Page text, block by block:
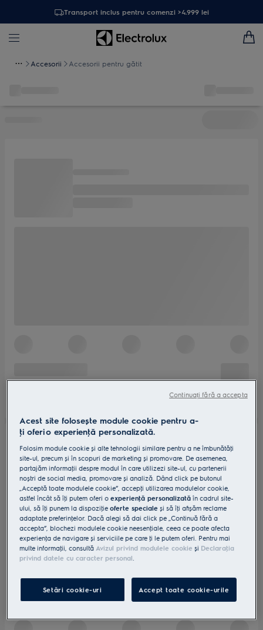
Transport inclus pentru comenzi >4.999 lei
Accesorii Accesorii pentru gătit
Acest site folosește module cookie pentru a-
ţi oferi o experienţă personalizată.
Folosim module cookie și alte tehnologii similare pentru a ne îmbunătăţi
site-ul, precum și în scopuri de marketing și promovare. De asemenea,
partajăm informaţii despre modul în care utilizezi site-ul, cu partenerii
noștri de social media, promovare și analiză. Dând click pe butonul
„Acceptă toate modulele cookie”, accepţi utilizarea modulelor cookie,
astfel încât să îţi putem oferi oexperienţă personalizată în cadrul site-
ului, să îţi punem la dispoziţieoferte speciale și să îţi afișăm reclame
adaptate preferinţelor. Dacă alegi să dai click pe „Continuă fără a
accepta”, blochezi modulele cookie neesenţiale, ceea ce poate afecta
experienţa de navigare și serviciile pe care ţi le putem oferi. Pentru mai
multe informaţii, consultă Avizul privind modulele cookie și Declaraţia
privind datele cu caracter personal.
Setări cookie-uri Accept toate cookie-urile
Continuați fără a accepta